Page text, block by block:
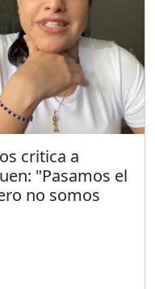
critica a
"Pasamos el
no somos